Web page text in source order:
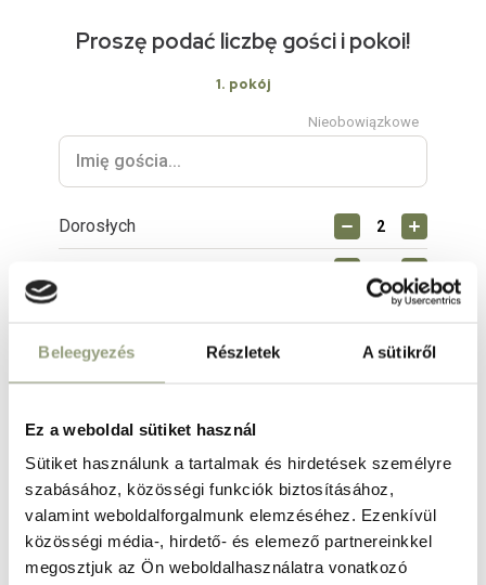
Beleegyezés Részletek A sütikről
Ez a weboldal sütiket használ
Sütiket használunk a tartalmak és hirdetések személyre
szabásához, közösségi funkciók biztosításához,
valamint weboldalforgalmunk elemzéséhez. Ezenkívül
közösségi média-, hirdető- és elemező partnereinkkel
megosztjuk az Ön weboldalhasználatra vonatkozó
Proszę podać liczbę gości i pokoi!
1. pokój
Nieobowiązkowe
Dorosłych
Dane osobowe
Poniższe dane pomogą nam skontaktować się z Państwem
i zidentyfikować Państwa podczas odprawy.